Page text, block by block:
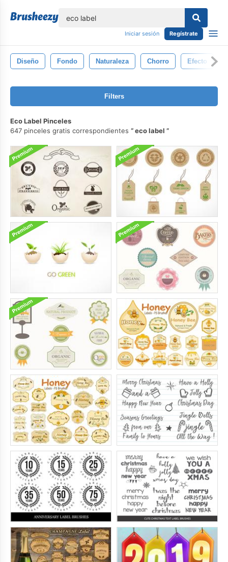
Iniciar sesión Regístrate
Diseño Fondo Naturaleza Chorro Efecto
Filters
Eco Label Pinceles
647 pinceles gratis correspondientes
eco label